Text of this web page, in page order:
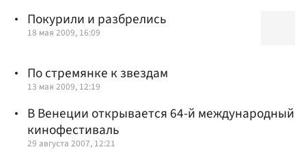
Покурили и разбрелись
18 мая 2009, 16:09
По стремянке к звездам
13 мая 2009, 12:19
В Венеции открывается 64-й международный
кинофестиваль
29 августа 2007, 12:21